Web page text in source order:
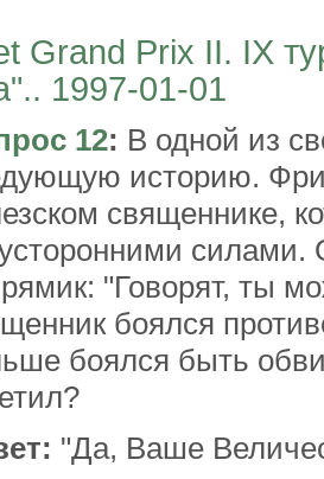
Grand Prix II. IX
1997-01-01
12: В одной из
историю.
священнике,
"Говорят, ты
боялся
боялся быть
"Да, Ваше